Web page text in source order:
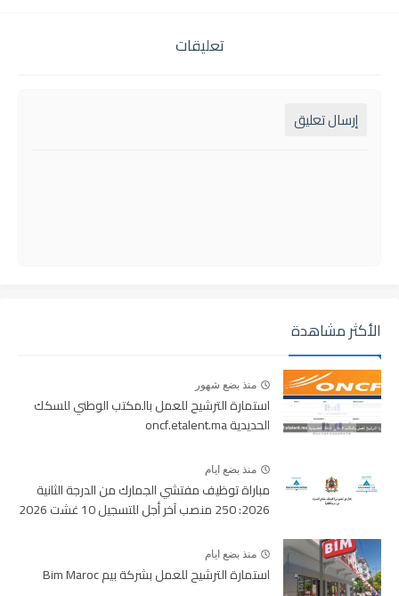
تعليقات
إرسال تعليق
الأكثر مشاهدة
منذ بضع شهور
استمارة الترشيح للعمل بالمكتب الوطني للسكك
الحديدية oncf.etalent.ma
منذ بضع ايام
مباراة توظيف مفتشي الجمارك من الدرجة الثانية
2026: 250 منصب آخر أجل للتسجيل 10 غشت 2026
منذ بضع ايام
استمارة الترشيح للعمل بشركة بيم Bim Maroc